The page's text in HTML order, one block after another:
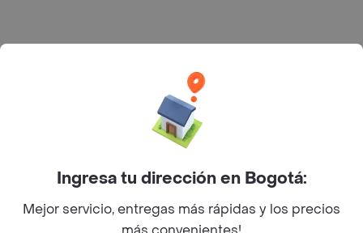
Bogotá D.C. --- notificacionesrappi@rappi.com
Ingresa tu dirección en Bogotá:
Mejor servicio, entregas más rápidas y los precios